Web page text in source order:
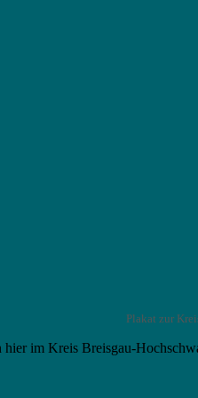
Plakat zur
im Kreis Breisgau-